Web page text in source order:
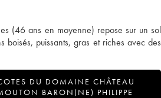
(46 ans en moyenne) repose sur un sol
boisés, puissants, gras et riches avec des
DU DOMAINE CHÂTEAU
BARON(NE) PHILIPPE